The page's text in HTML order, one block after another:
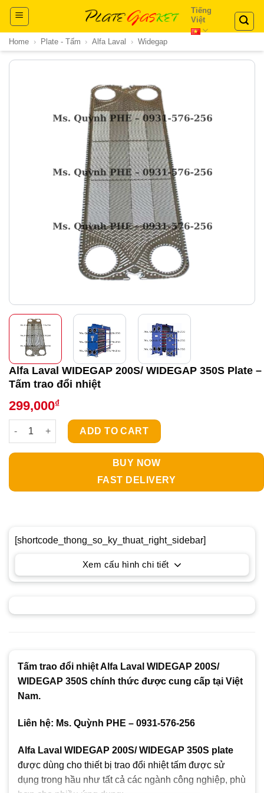
Skip
content
Tiếng
Việt
Home › Plate - Tấm › Alfa Laval › Widegap
Alfa Laval WIDEGAP 200S/ WIDEGAP 350S Plate –
Tấm trao đổi nhiệt
299,000₫
Alfa Laval WIDEGAP 200S/ WIDEGAP 350S Plate - Tấm trao
ADD TO CART
BUY NOW
FAST DELIVERY
Tấm trao đổi nhiệt Alfa Laval WIDEGAP 200S/
WIDEGAP 350S chính thức được cung cấp tại Việt
Nam.
Liên hệ: Ms. Quỳnh PHE – 0931-576-256
Alfa Laval WIDEGAP 200S/ WIDEGAP 350S plate
được dùng cho thiết bị trao đổi nhiệt tấm được sử
dụng trong hầu như tất cả các ngành công nghiệp, phù
[shortcode_thong_so_ky_thuat_right_sidebar]
Xem cấu hình chi tiết